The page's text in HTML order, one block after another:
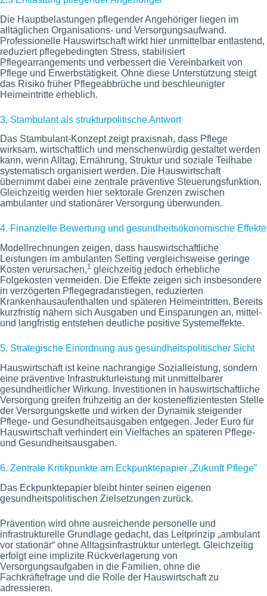
Die Hauptbelastungen pflegender Angehöriger liegen im
alltäglichen Organisations- und Versorgungsaufwand.
Professionelle Hauswirtschaft wirkt hier unmittelbar entlastend,
reduziert pflegebedingten Stress, stabilisiert
Pflegearrangements und verbessert die Vereinbarkeit von
Pflege und Erwerbstätigkeit. Ohne diese Unterstützung steigt
das Risiko früher Pflegeabbrüche und beschleunigter
Heimeintritte erheblich.
3. Stambulant als strukturpolitische Antwort
Das Stambulant-Konzept zeigt praxisnah, dass Pflege
wirksam, wirtschaftlich und menschenwürdig gestaltet werden
kann, wenn Alltag, Ernährung, Struktur und soziale Teilhabe
systematisch organisiert werden. Die Hauswirtschaft
übernimmt dabei eine zentrale präventive Steuerungsfunktion.
Gleichzeitig werden hier sektorale Grenzen zwischen
ambulanter und stationärer Versorgung überwunden.
4. Finanzielle Bewertung und gesundheitsökonomische Effekte
Modellrechnungen zeigen, dass hauswirtschaftliche
Leistungen im ambulanten Setting vergleichsweise geringe
Kosten verursachen,1 gleichzeitig jedoch erhebliche
Folgekosten vermeiden. Die Effekte zeigen sich insbesondere
in verzögerten Pflegegradanstiegen, reduzierten
Krankenhausaufenthalten und späteren Heimeintritten. Bereits
kurzfristig nähern sich Ausgaben und Einsparungen an, mittel-
und langfristig entstehen deutliche positive Systemeffekte.
5. Strategische Einordnung aus gesundheitspolitischer Sicht
Hauswirtschaft ist keine nachrangige Sozialleistung, sondern
eine präventive Infrastrukturleistung mit unmittelbarer
gesundheitlicher Wirkung. Investitionen in hauswirtschaftliche
Versorgung greifen frühzeitig an der kosteneffizientesten Stelle
der Versorgungskette und wirken der Dynamik steigender
Pflege- und Gesundheitsausgaben entgegen. Jeder Euro für
Hauswirtschaft verhindert ein Vielfaches an späteren Pflege-
und Gesundheitsausgaben.
6. Zentrale Kritikpunkte am Eckpunktepapier „Zukunft Pflege”
Das Eckpunktepapier bleibt hinter seinen eigenen
gesundheitspolitischen Zielsetzungen zurück.
Prävention wird ohne ausreichende personelle und
infrastrukturelle Grundlage gedacht, das Leitprinzip „ambulant
vor stationär“ ohne Alltagsinfrastruktur unterlegt. Gleichzeitig
erfolgt eine implizite Rückverlagerung von
Versorgungsaufgaben in die Familien, ohne die
Fachkräftefrage und die Rolle der Hauswirtschaft zu
adressieren.